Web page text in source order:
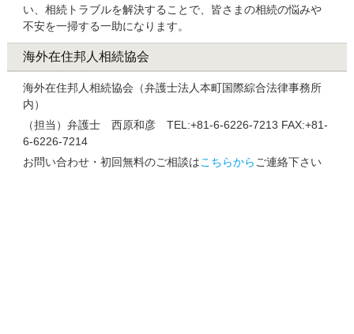
い、相続トラブルを解決することで、皆さまの相続の悩みや
不安を一掃する一助になります。
海外在住邦人相続協会
海外在住邦人相続協会（弁護士法人本町国際綜合法律事務所
内）
（担当）弁護士 西原和彦 TEL:+81-6-6226-7213 FAX:+81-
6-6226-7214
お問い合わせ・初回無料のご相談はこちらから ご連絡下さい